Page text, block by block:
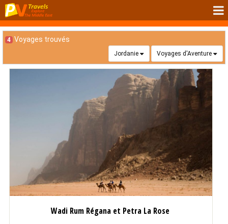
4 Voyages trouvés
Jordanie Voyages d'Aventure
Wadi Rum Régana et Petra La Rose